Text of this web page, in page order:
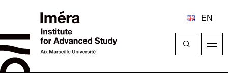
Close
Open
menu